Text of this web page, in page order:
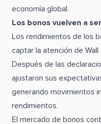
economía global.
Los bonos vuelven a
Los rendimientos de los
captar la atención de Wall
Después de las
ajustaron sus
generando movimientos
rendimientos.
El mercado de bonos